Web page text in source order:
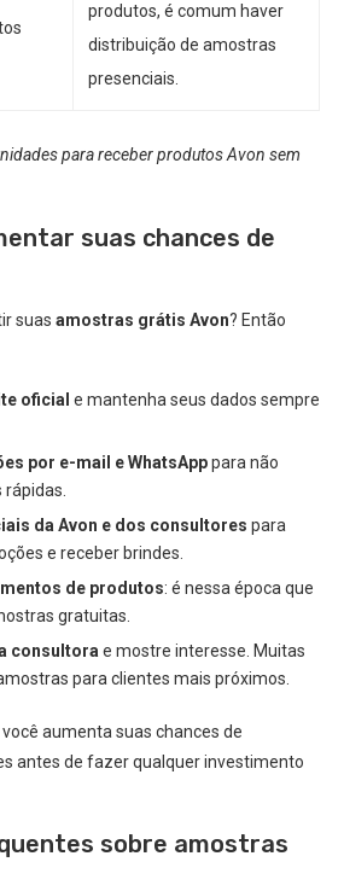
produtos, é comum haver
distribuição de amostras
presenciais.
para receber produtos Avon sem
suas chances de
suas amostras grátis Avon? Então
oficial e mantenha seus dados sempre
por e-mail e WhatsApppara não
da Avon e dos consultores para
e receber brindes.
de produtos: é nessa época que
gratuitas.
consultora e mostre interesse. Muitas
para clientes mais próximos.
aumenta suas chances de
antes de fazer qualquer investimento
sobre amostras